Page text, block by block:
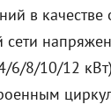
в качестве
сети
8/10/12